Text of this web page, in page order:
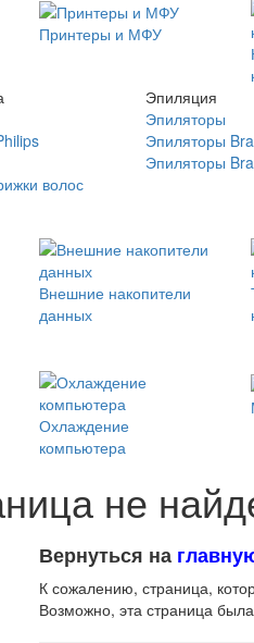
Принтеры и МФУ
волос
Эпиляция
Эпиляторы
Эпиляторы
Эпиляторы
Внешние накопители
данных
Охлаждение
компьютера
не
Вернуться на
К сожалению, страница,
Возможно, эта страница